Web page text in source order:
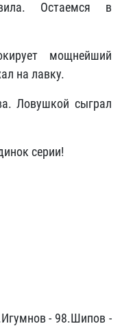
Остаемся в
мощнейший
на лавку.
Ловушкой сыграл
серии!
- 98.Шипов -